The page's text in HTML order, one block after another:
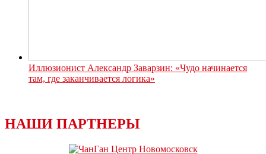
Иллюзионист Александр Заварзин: «Чудо начинается
там, где заканчивается логика»
НАШИ ПАРТНЕРЫ